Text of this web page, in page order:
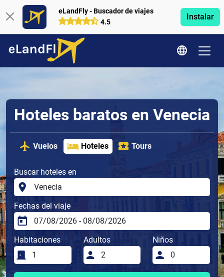
eLandFly - Buscador de viajes
4.5
Instalar
Hoteles baratos en Venecia
Vuelos Hoteles Tours
Buscar hoteles en
Fechas del viaje
Habitaciones Adultos Niños